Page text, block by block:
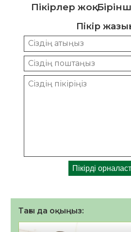
Пікірлер жоқ.
Пікір
Тағы да оқыңыз: